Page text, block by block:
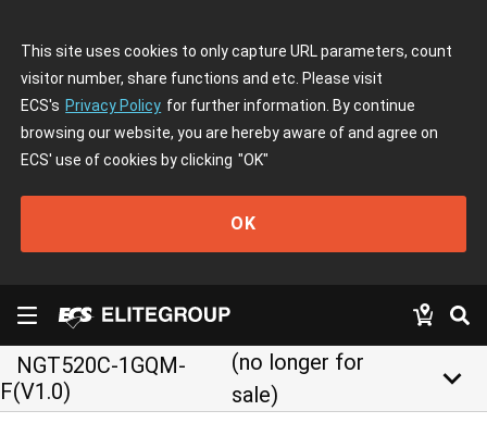
This site uses cookies to only capture URL parameters, count
visitor number, share functions and etc. Please visit
ECS's Privacy Policy for further information. By continue
browsing our website, you are hereby aware of and agree on
ECS' use of cookies by clicking "OK"
OK
NGT520C-1GQM-
F(V1.0)
(no longer for
sale)
keyboard_arrow_down